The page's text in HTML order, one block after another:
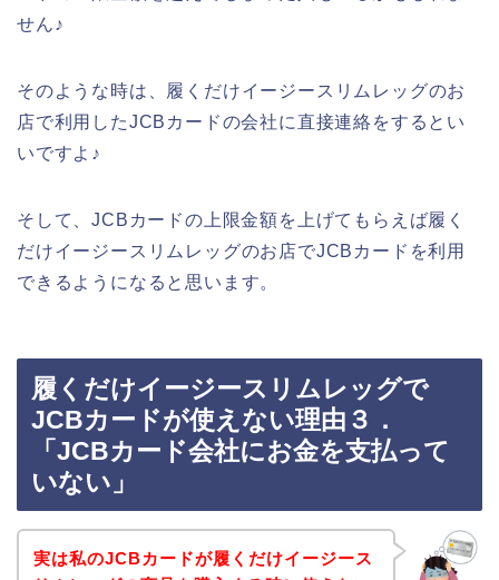
せん♪
そのような時は、履くだけイージースリムレッグのお
店で利用したJCBカードの会社に直接連絡をするとい
いですよ♪
そして、JCBカードの上限金額を上げてもらえば履く
だけイージースリムレッグのお店でJCBカードを利用
できるようになると思います。
履くだけイージースリムレッグで
JCBカードが使えない理由３．
「JCBカード会社にお金を支払って
いない」
実は私のJCBカードが履くだけイージース